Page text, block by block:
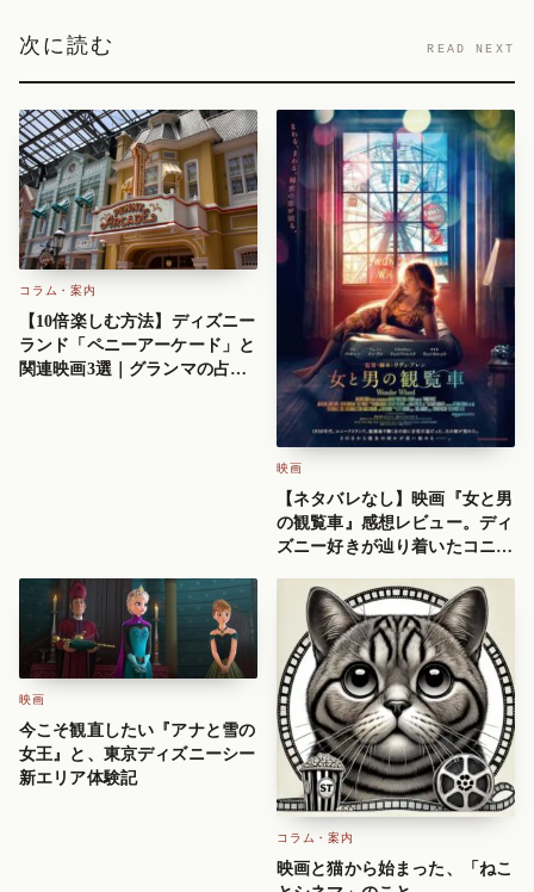
次に読む READ NEXT
コラム・案内
【10倍楽しむ方法】ディズニー
ランド「ペニーアーケード」と
関連映画3選｜グランマの占い
映画
【ネタバレなし】映画『女と男
の観覧車』感想レビュー。ディ
ズニー好きが辿り着いたコニー
映画
今こそ観直したい『アナと雪の
女王』と、東京ディズニーシー
新エリア体験記
コラム・案内
映画と猫から始まった、「ねこ